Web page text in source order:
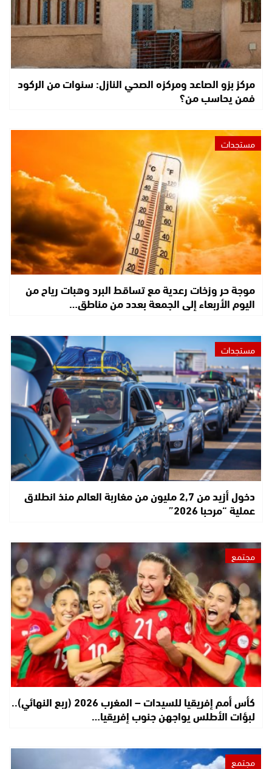
مركز بزو الصاعد ومركزه الصحي النازل: سنوات من الركود
فمن يحاسب من؟
مستجدات
موجة حر وزخات رعدية مع تساقط البرد وهبات رياح من
اليوم الأربعاء إلى الجمعة بعدد من مناطق…
مستجدات
دخول أزيد من 2,7 مليون من مغاربة العالم منذ انطلاق
عملية “مرحبا 2026”
مجتمع
كأس أمم إفريقيا للسيدات – المغرب 2026 (ربع النهائي)..
لبؤات الأطلس يواجهن جنوب إفريقيا…
مجتمع